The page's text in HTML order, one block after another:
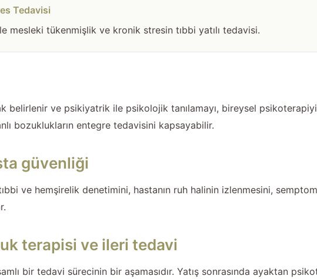
Tedavisi
mesleki tükenmişlik ve kronik stresin tıbbi yatılı tedavisi.
belirlenir ve psikiyatrik ile psikolojik tanılamayı, bireysel
bozuklukların entegre tedavisini kapsayabilir.
güvenliği
ve hemşirelik denetimini, hastanın ruh halinin izlenmesini,
terapisi ve ileri tedavi
bir tedavi sürecinin bir aşamasıdır. Yatış sonrasında ayaktan